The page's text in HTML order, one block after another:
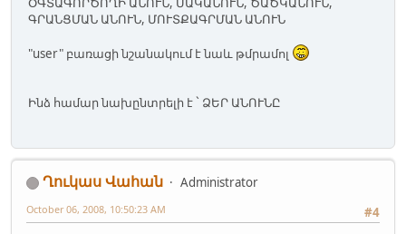
ԳՐԱՆՑՄԱՆ ԱՆՈՒՆ, ՄՈՒՏՔԱԳՐՄԱՆ ԱՆՈՒՆ
"user" բառացի նշանակում է նաև թմրամոլ
Ինձ համար նախընտրելի է ` ՁԵՐ ԱՆՈՒՆԸ
Ղուկաս Վահան
Administrator
#4
October 06, 2008, 10:50:23 AM